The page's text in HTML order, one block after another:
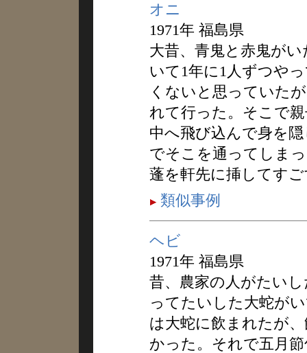
オニ
1971年 福島県
大昔、青鬼と赤鬼が
いて1年に1人ずつや
くないと思っていた
れて行った。そこで
中へ飛び込んで身を
でそこを通ってしま
蓬を軒先に挿してす
類似事例
ヘビ
1971年 福島県
昔、農家の人がたい
ってたいした大蛇が
は大蛇に飲まれたが
かった。それで五月